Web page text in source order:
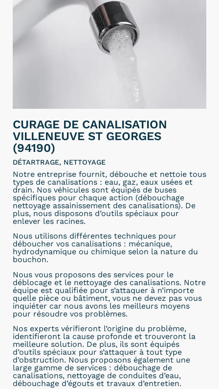
CURAGE DE CANALISATION
VILLENEUVE ST GEORGES
(94190)
DÉTARTRAGE, NETTOYAGE
Notre entreprise fournit, débouche et nettoie tous
types de canalisations : eau, gaz, eaux usées et
drain. Nos véhicules sont équipés de buses
spécifiques pour chaque action (débouchage
nettoyage assainissement des canalisations). De
plus, nous disposons d’outils spéciaux pour
enlever les racines.
Nous utilisons différentes techniques pour
déboucher vos canalisations : mécanique,
hydrodynamique ou chimique selon la nature du
bouchon.
Nous vous proposons des services pour le
déblocage et le nettoyage des canalisations. Notre
équipe est qualifiée pour s’attaquer à n’importe
quelle pièce ou bâtiment, vous ne devez pas vous
inquiéter car nous avons les meilleurs moyens
pour résoudre vos problèmes.
Nos experts vérifieront l’origine du problème,
identifieront la cause profonde et trouveront la
meilleure solution. De plus, ils sont équipés
d’outils spéciaux pour s’attaquer à tout type
d’obstruction. Nous proposons également une
large gamme de services : débouchage de
canalisations, nettoyage de conduites d’eau,
débouchage d’égouts et travaux d’entretien.